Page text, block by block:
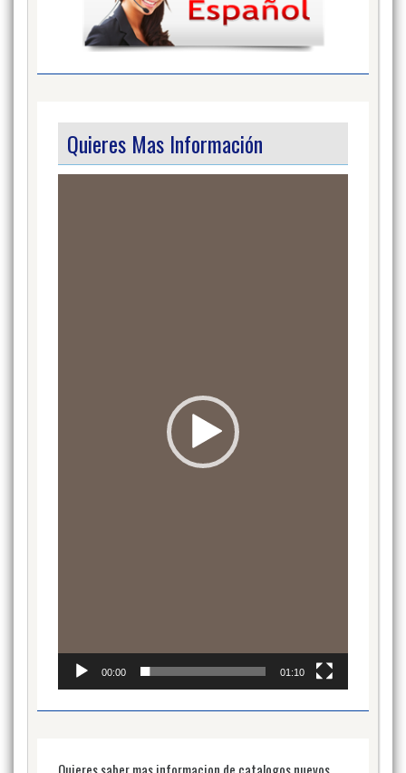
Quieres Mas Información
00:00 01:10